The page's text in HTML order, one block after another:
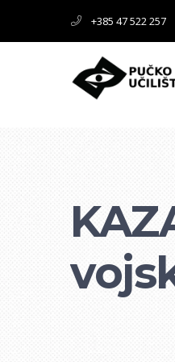
+385 47 522 257